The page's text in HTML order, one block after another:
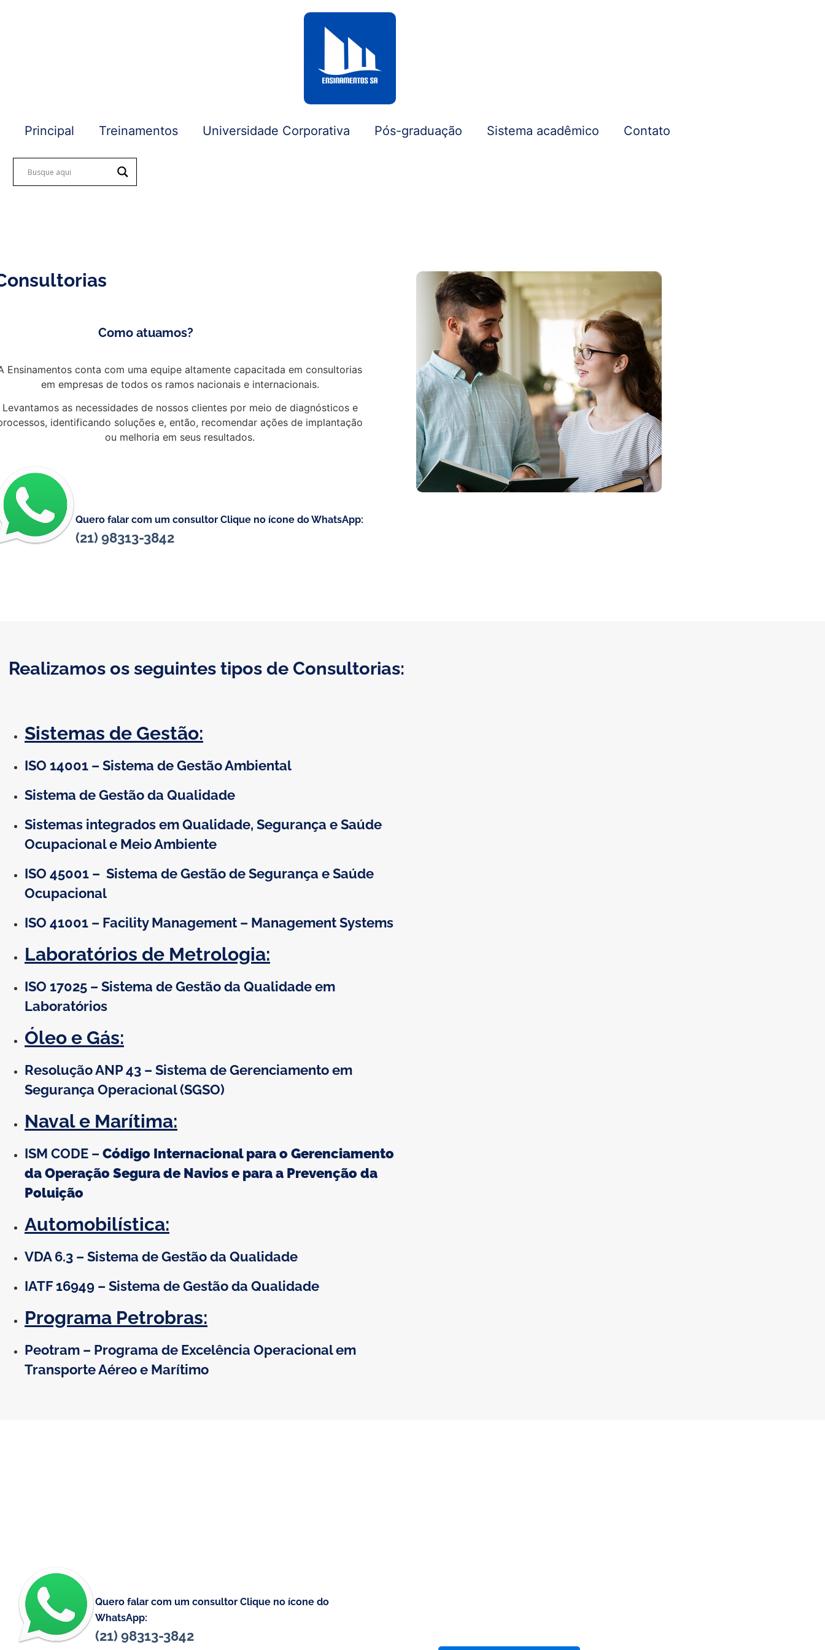
Principal Treinamentos Universidade Corporativa Pós-graduação Sistema acadêmico Contato
Como atuamos?
Ensinamentos conta com uma equipe altamente capacitada em consultorias
em empresas de todos os ramos nacionais e internacionais.
Levantamos as necessidades de nossos clientes por meio de diagnósticos e
identificando soluções e, então, recomendar ações de implantação
ou melhoria em seus resultados.
Quero falar com um consultor Clique no ícone do WhatsApp:
(21) 98313-3842
Realizamos os seguintes tipos de Consultorias:
Sistemas de Gestão:
ISO 14001 – Sistema de Gestão Ambiental
Sistema de Gestão da Qualidade
Sistemas integrados em Qualidade, Segurança e Saúde
Ocupacional e Meio Ambiente
ISO 45001 – Sistema de Gestão de Segurança e Saúde
Ocupacional
ISO 41001 – Facility Management – Management Systems
Laboratórios de Metrologia:
ISO 17025 – Sistema de Gestão da Qualidade em
Laboratórios
Óleo e Gás:
Resolução ANP 43 – Sistema de Gerenciamento em
Segurança Operacional (SGSO)
Naval e Marítima:
ISM CODE – Código Internacional para o Gerenciamento
da Operação Segura de Navios e para a Prevenção da
Poluição
Automobilística:
VDA 6.3 – Sistema de Gestão da Qualidade
IATF 16949 – Sistema de Gestão da Qualidade
Programa Petrobras:
Peotram – Programa de Excelência Operacional em
Transporte Aéreo e Marítimo
Quero falar com um consultor Clique no ícone do
WhatsApp:
(21) 98313-3842